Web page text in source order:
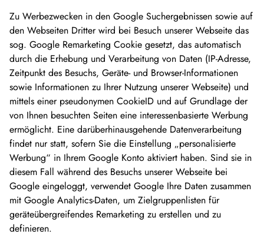
Zu Werbezwecken in den Google Suchergebnissen sowie auf
den Webseiten Dritter wird bei Besuch unserer Webseite das
sog. Google Remarketing Cookie gesetzt, das automatisch
durch die Erhebung und Verarbeitung von Daten (IP-Adresse,
Zeitpunkt des Besuchs, Geräte- und Browser-Informationen
sowie Informationen zu Ihrer Nutzung unserer Webseite) und
mittels einer pseudonymen CookieID und auf Grundlage der
von Ihnen besuchten Seiten eine interessenbasierte Werbung
ermöglicht. Eine darüberhinausgehende Datenverarbeitung
findet nur statt, sofern Sie die Einstellung „personalisierte
Werbung“ in Ihrem Google Konto aktiviert haben. Sind sie in
diesem Fall während des Besuchs unserer Webseite bei
Google eingeloggt, verwendet Google Ihre Daten zusammen
mit Google Analytics-Daten, um Zielgruppenlisten für
geräteübergreifendes Remarketing zu erstellen und zu
definieren.